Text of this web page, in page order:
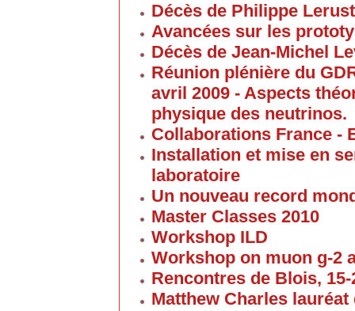
Décès de Philippe
Avancées sur les
Décès de Jean-Michel
Réunion plénière du
avril 2009 - Aspects
physique des neutrinos.
Collaborations France -
Installation et mise en
laboratoire
Un nouveau record
Master Classes 2010
Workshop ILD
Workshop on muon g-2
Rencontres de Blois,
Matthew Charles